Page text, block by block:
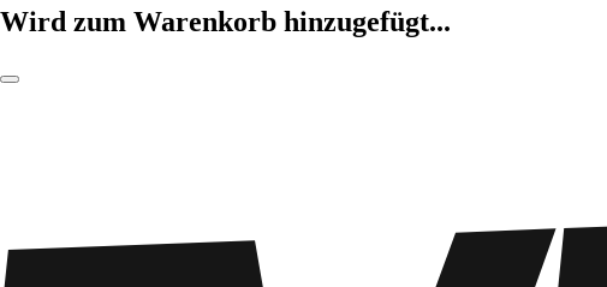
Wird zum Warenkorb hinzugefügt...